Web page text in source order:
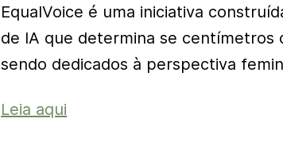
EqualVoice é uma iniciativa
de IA que determina se centímetros
sendo dedicados à perspectiva
Leia aqui